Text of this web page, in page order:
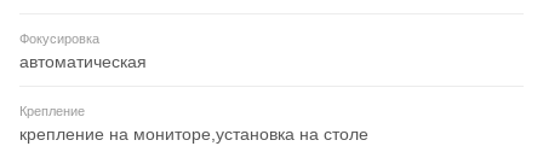
Фокусировка
автоматическая
Крепление
крепление на мониторе,установка на столе